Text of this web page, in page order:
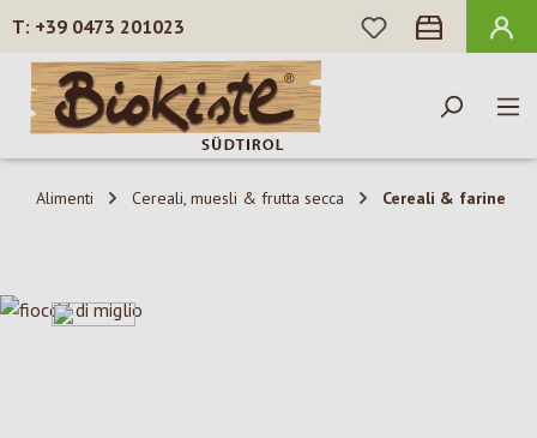
Passa al contenuto principale
+39 0473 201023
HAI 0 ARTICOLI
Alimenti Cereali, muesli & frutta secca Cereali & farine
Salta la galleria di immagini